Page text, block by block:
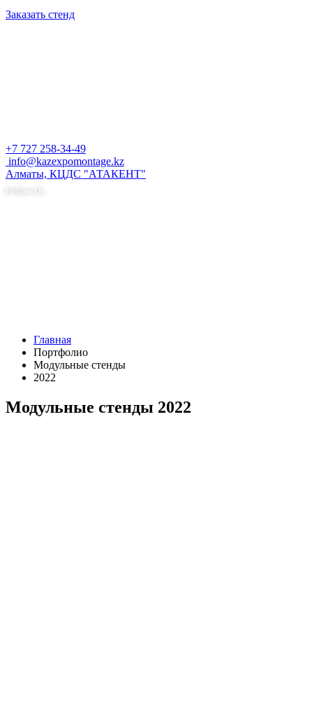
Заказать стенд
+7 727 258-34-49
info@kazexpomontage.kz
Алматы, КЦДС "АТАКЕНТ"
Follow Us
Главная
Портфолио
Модульные стенды
2022
Модульные стенды 2022